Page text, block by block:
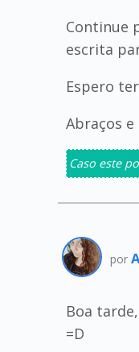
Continue
escrita
Espero
Abraços e
Caso este
por
Boa
=D